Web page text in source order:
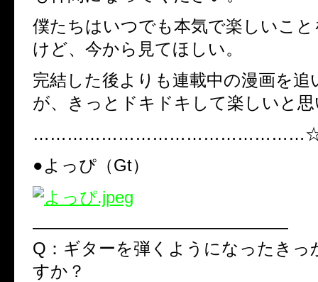
僕たちはいつでも本気で楽しいこ
けど、今から見てほしい。
完結した後よりも連載中の漫画を追
が、きっとドキドキして楽しいと
●よっぴ（Gt）
———————————————
Q：ギターを弾くようになったきっ
すか？